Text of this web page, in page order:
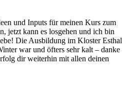
und Inputs für meinen Kurs zum
jetzt kann es losgehen und ich bin
Die Ausbildung im Kloster Esthal
war und öfters sehr kalt – danke
dir weiterhin mit allen deinen